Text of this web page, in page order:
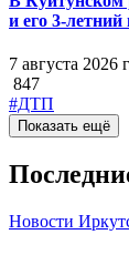
и его 3-
7 августа 2026
847
#ДТП
Показать ещё
Новости